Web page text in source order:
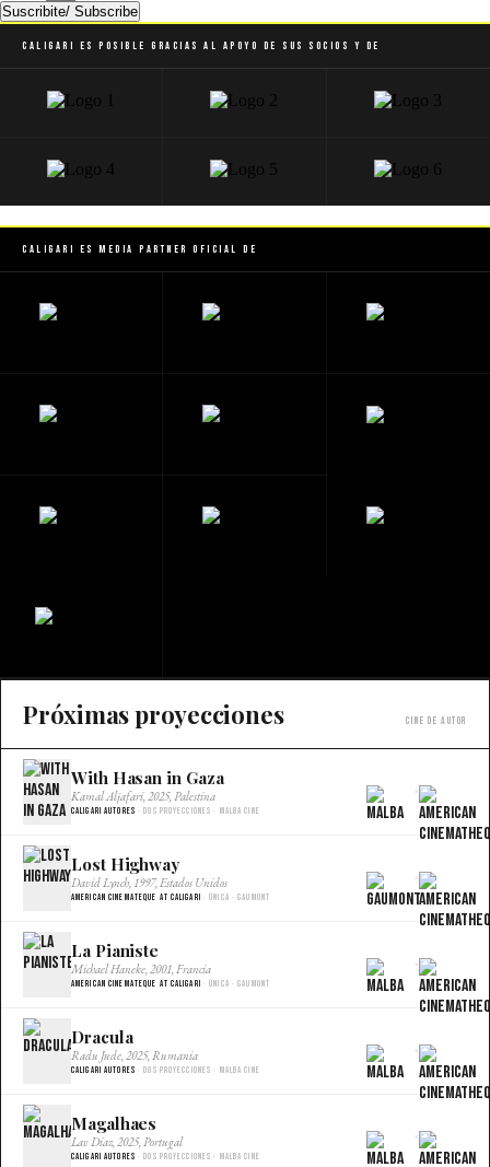
Suscribite/ Subscribe
Caligari es posible gracias al apoyo de sus socios y de
Caligari es Media Partner Oficial de
Próximas proyecciones Cine de autor
With Hasan in Gaza
Kamal Aljafari, 2025, Palestina
Caligari Autores · Dos proyecciones · Malba Cine
×
Lost Highway
David Lynch, 1997, Estados Unidos
American Cinemateque at Caligari · Única · Gaumont
×
La Pianiste
Michael Haneke, 2001, Francia
American Cinemateque at Caligari · Única · Gaumont
×
Dracula
Radu Jude, 2025, Rumania
Caligari Autores · Dos proyecciones · Malba Cine
×
Magalhaes
Lav Diaz, 2025, Portugal
Caligari Autores · Dos proyecciones · Malba Cine
×